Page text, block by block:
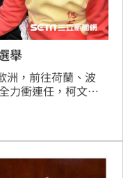
舉
洲，前往荷蘭、波
力衝連任，柯文哲4